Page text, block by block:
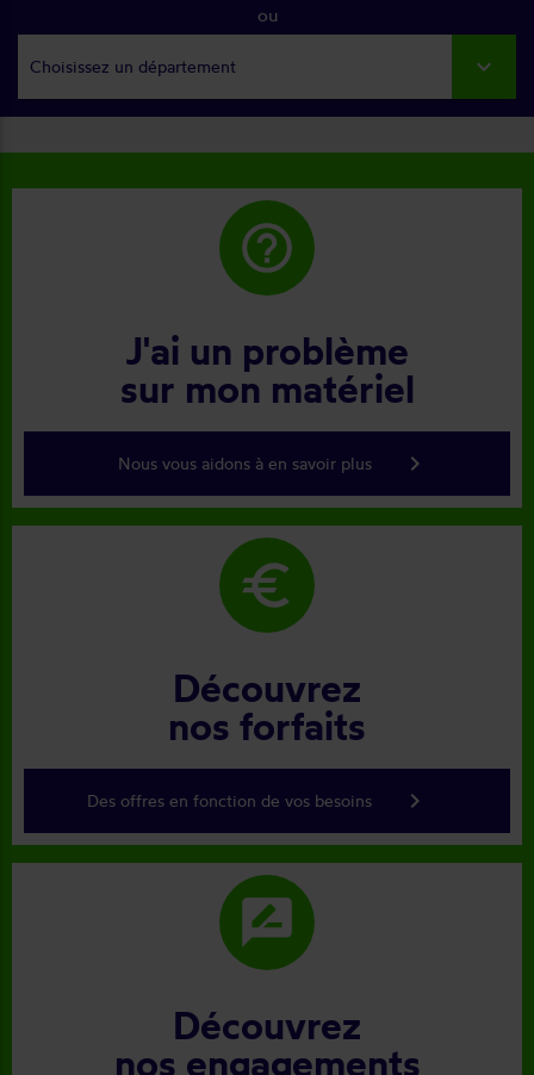
ou
Choisissez un département
help_outline
J'ai un problème
sur mon matériel
Nous vous aidons à en savoir plus keyboard_arrow_right
euro
Découvrez
nos forfaits
Des offres en fonction de vos besoins keyboard_arrow_right
rate_review
Découvrez
nos engagements